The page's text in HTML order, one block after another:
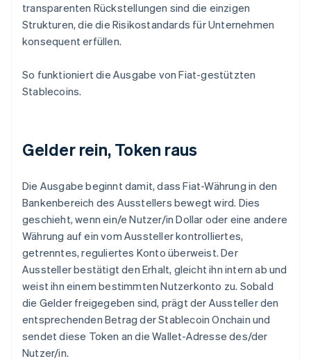
transparenten Rückstellungen sind die einzigen
Strukturen, die die Risikostandards für Unternehmen
konsequent erfüllen.
So funktioniert die Ausgabe von Fiat-gestützten
Stablecoins.
Gelder rein, Token raus
Die Ausgabe beginnt damit, dass Fiat-Währung in den
Bankenbereich des Ausstellers bewegt wird. Dies
geschieht, wenn ein/e Nutzer/in Dollar oder eine andere
Währung auf ein vom Aussteller kontrolliertes,
getrenntes, reguliertes Konto überweist. Der
Aussteller bestätigt den Erhalt, gleicht ihn intern ab und
weist ihn einem bestimmten Nutzerkonto zu. Sobald
die Gelder freigegeben sind, prägt der Aussteller den
entsprechenden Betrag der Stablecoin Onchain und
sendet diese Token an die Wallet-Adresse des/der
Nutzer/in.